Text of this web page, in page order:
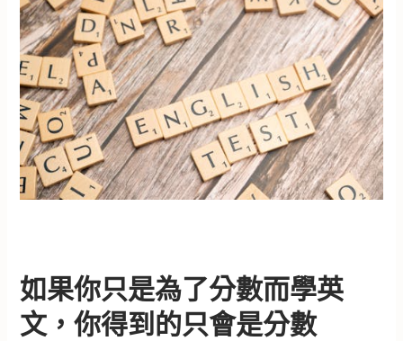
如果你只是為了分數而學英
文，你得到的只會是分數